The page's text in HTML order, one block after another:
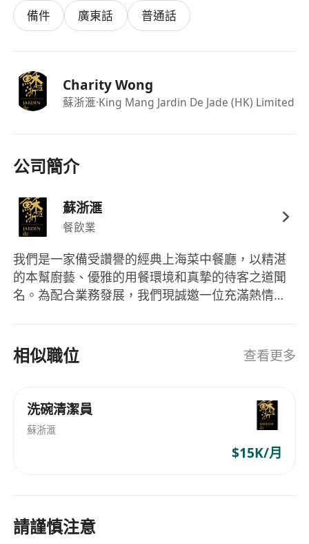
備件 廣東話 普通話
Charity Wong
蘇浙滙·King Mang Jardin De Jade (HK) Limited
公司簡介
蘇浙滙
餐飲業
我們是一家備受讚譽的經典上海菜中餐廳，以精湛
的本幫廚藝、優雅的用餐環境和真摯的待客之道聞
名。為配合業務發展，我們現誠邀一位充滿熱情與
相似職位 查看更多
洗碗清潔員
蘇浙滙
$15K/月
請謹慎注意